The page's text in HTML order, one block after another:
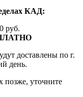
КАД:
руб.
доставлены по г.
день.
позже, уточните